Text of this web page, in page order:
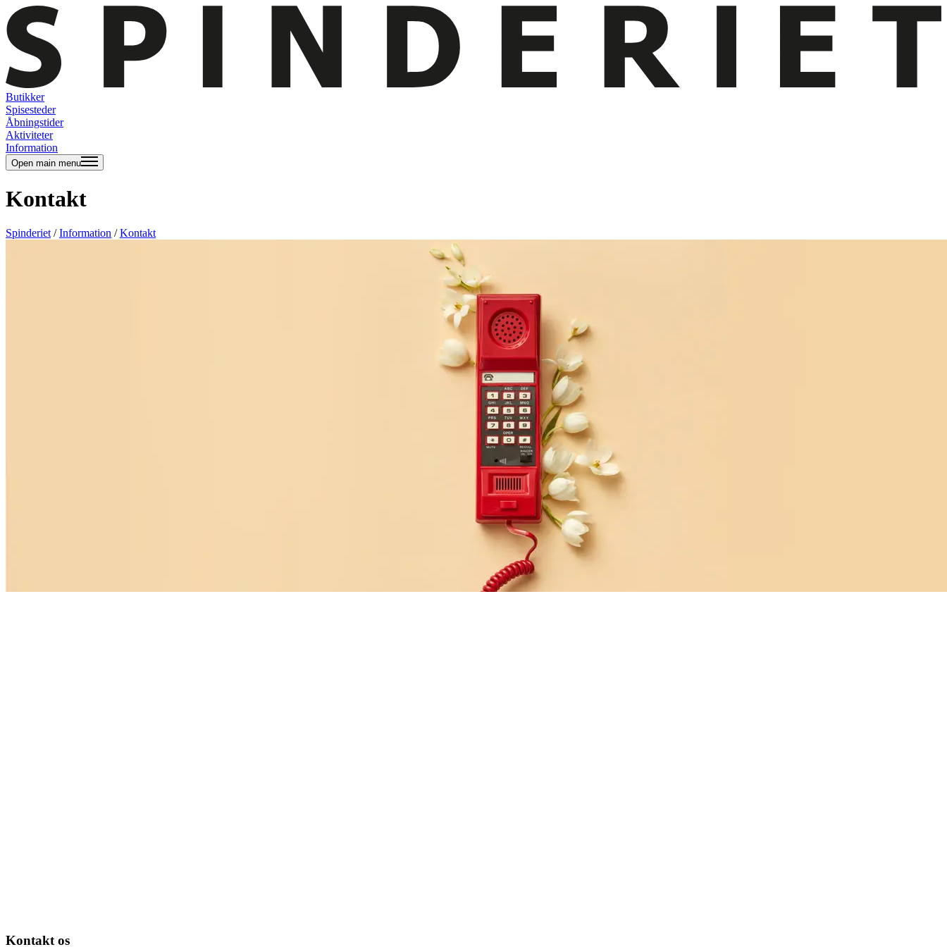
Butikker
Spisesteder
Åbningstider
Aktiviteter
Information
Open main menu
Kontakt
Spinderiet /Information /Kontakt
Kontakt os